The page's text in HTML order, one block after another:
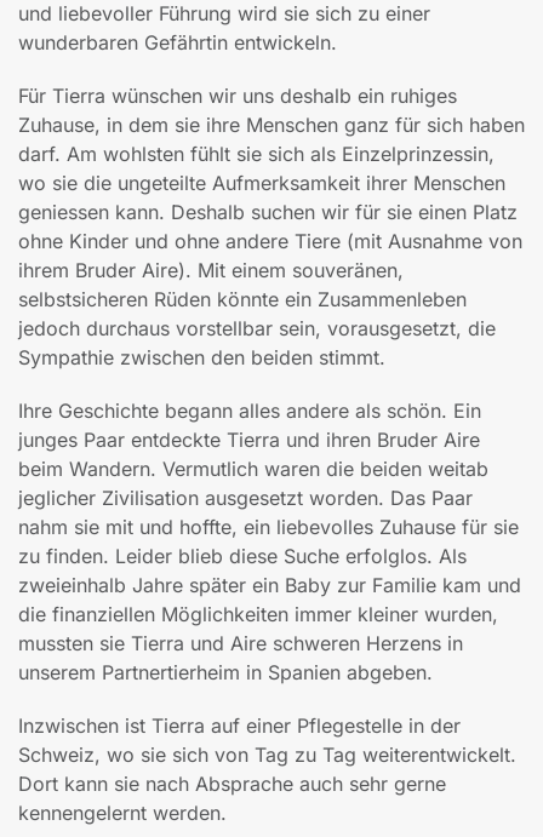
und liebevoller Führung wird sie sich zu einer
wunderbaren Gefährtin entwickeln.
Für Tierra wünschen wir uns deshalb ein ruhiges
Zuhause, in dem sie ihre Menschen ganz für sich haben
darf. Am wohlsten fühlt sie sich als Einzelprinzessin,
wo sie die ungeteilte Aufmerksamkeit ihrer Menschen
geniessen kann. Deshalb suchen wir für sie einen Platz
ohne Kinder und ohne andere Tiere (mit Ausnahme von
ihrem Bruder Aire). Mit einem souveränen,
selbstsicheren Rüden könnte ein Zusammenleben
jedoch durchaus vorstellbar sein, vorausgesetzt, die
Sympathie zwischen den beiden stimmt.
Ihre Geschichte begann alles andere als schön. Ein
junges Paar entdeckte Tierra und ihren Bruder Aire
beim Wandern. Vermutlich waren die beiden weitab
jeglicher Zivilisation ausgesetzt worden. Das Paar
nahm sie mit und hoffte, ein liebevolles Zuhause für sie
zu finden. Leider blieb diese Suche erfolglos. Als
zweieinhalb Jahre später ein Baby zur Familie kam und
die finanziellen Möglichkeiten immer kleiner wurden,
mussten sie Tierra und Aire schweren Herzens in
unserem Partnertierheim in Spanien abgeben.
Inzwischen ist Tierra auf einer Pflegestelle in der
Schweiz, wo sie sich von Tag zu Tag weiterentwickelt.
Dort kann sie nach Absprache auch sehr gerne
kennengelernt werden.